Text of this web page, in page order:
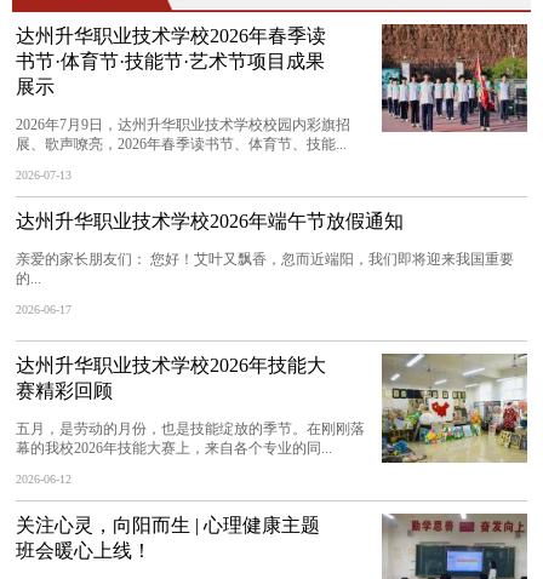
达州升华职业技术学校2026年春季读
书节·体育节·技能节·艺术节项目成果
展示
2026年7月9日，达州升华职业技术学校校园内彩旗招
展、歌声嘹亮，2026年春季读书节、体育节、技能...
2026-07-13
达州升华职业技术学校2026年端午节放假通知
亲爱的家长朋友们： 您好！艾叶又飘香，忽而近端阳，我们即将迎来我国重要
的...
2026-06-17
达州升华职业技术学校2026年技能大
赛精彩回顾
五月，是劳动的月份，也是技能绽放的季节。在刚刚落
幕的我校2026年技能大赛上，来自各个专业的同...
2026-06-12
关注心灵，向阳而生 | 心理健康主题
班会暖心上线！